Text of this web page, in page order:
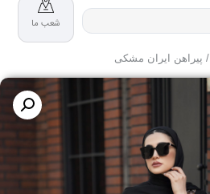
شعب ما
/ پیراهن ایران مشکی